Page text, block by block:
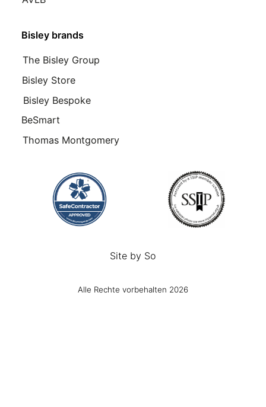
Bisley brands
The Bisley Group
Bisley Store
Bisley Bespoke
BeSmart
Thomas Montgomery
Site by So
Alle Rechte vorbehalten 2026